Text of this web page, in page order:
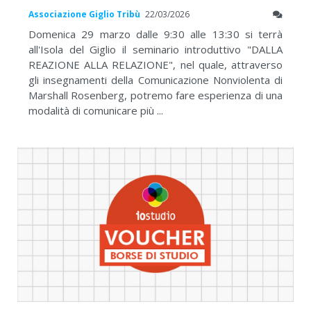
Associazione Giglio Tribù 22/03/2026
Domenica 29 marzo dalle 9:30 alle 13:30 si terrà
all'Isola del Giglio il seminario introduttivo "DALLA
REAZIONE ALLA RELAZIONE", nel quale, attraverso
gli insegnamenti della Comunicazione Nonviolenta di
Marshall Rosenberg, potremo fare esperienza di una
modalità di comunicare più ...